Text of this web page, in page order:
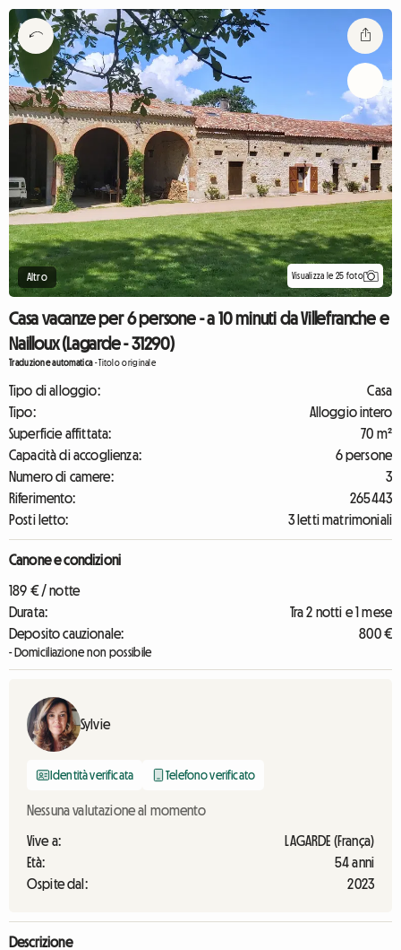
Altro Visualizza le 25 foto
Casa vacanze per 6 persone - a 10 minuti da Villefranche e
Nailloux (Lagarde - 31290)
Traduzione automatica-Titolo originale
Tipo di alloggio:
Casa
Tipo:
Alloggio intero
Superficie affittata:
70 m²
Capacità di accoglienza:
6 persone
Numero di camere:
3
Riferimento:
265443
Posti letto:
3 letti matrimoniali
Canone e condizioni
189 € / notte
Durata:
Tra 2 notti e 1 mese
Deposito cauzionale:
800 €
- Domiciliazione non possibile
Sylvie
Identità verificata Telefono verificato
Nessuna valutazione al momento
Vive a:
LAGARDE (França)
Età:
54 anni
Ospite dal:
2023
Descrizione